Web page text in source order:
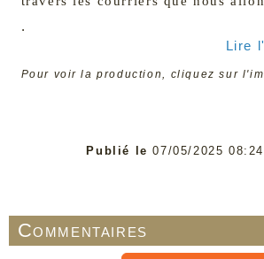
.
Lire
Pour voir la production, cliquez sur
Publié le07/05/2025
Commentaires